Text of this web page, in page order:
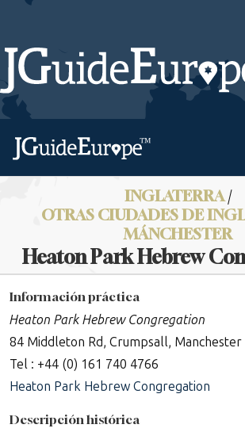
INGLATERRA/
OTRAS CIUDADES DE
MÁNCHESTER
Heaton Park Hebrew
Información práctica
Heaton Park Hebrew Congregation
84 Middleton Rd, Crumpsall, Manchester
Tel : +44 (0) 161 740 4766
Heaton Park Hebrew Congregation
Descripción histórica